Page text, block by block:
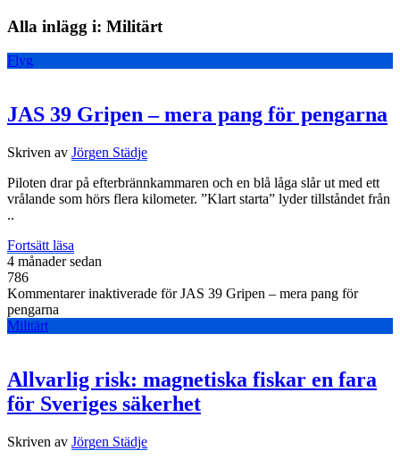
Alla inlägg i: Militärt
Flyg
JAS 39 Gripen – mera pang för pengarna
Skriven av Jörgen Städje
Piloten drar på efterbrännkammaren och en blå låga slår ut med ett
vrålande som hörs flera kilometer. ”Klart starta” lyder tillståndet från
..
Fortsätt läsa
4 månader sedan
786
Kommentarer inaktiverade för JAS 39 Gripen – mera pang för
pengarna
Militärt
Allvarlig risk: magnetiska fiskar en fara
för Sveriges säkerhet
Skriven av Jörgen Städje